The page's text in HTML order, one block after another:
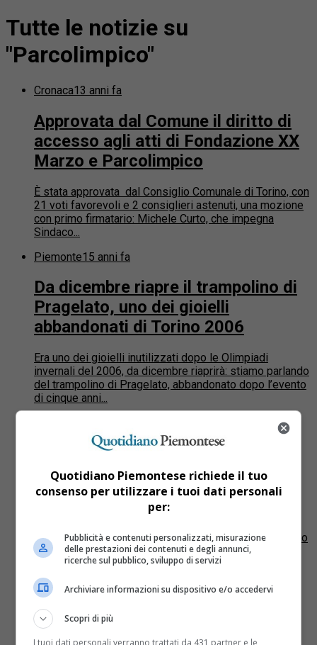
Tutte le notizie su
"Parcolimpico"
Cronaca13 anni fa
Approvata dal Comune il diritto di
accesso agli atti di Fondazione XX
Marzo e Parcolimpico
È stata approvata dal Consiglio Comunale di Torino, con
21 voti favorevoli e 2 consiglieri astenuti, una mozione
con primo firmatario: Michele Curto, che impegna
Sindaco...
Piemonte15 anni fa
Da dicembre riapre il trampolino di
Pragelato, uno dei gioielli
abbandonati di Torino 2006
Era uno dei gioielli inutilizzati dopo le Olimpiadi
invernali del 2006, da dicembre riaprirà: stiamo parlando
del trampolino di Pragelato, abbandonato dopo l’evento
di cinque anni...
Post-olimpico: la montagna
dimenticata. Una mozione per
rinascere
difficile. I Giochi Olimpici di Torino 2006 sono un ricordo
quasi pallido e i nodi strutturali di un’eredita,...
Cronaca
Parcolimpico, 3 avvisi di garanzia
per la gara che affidò la gestione
Quotidiano Piemontese richiede il tuo
consenso per utilizzare i tuoi dati personali
per:
Pubblicità e contenuti personalizzati, misurazione
delle prestazioni dei contenuti e degli annunci,
ricerche sul pubblico, sviluppo di servizi
Archiviare informazioni su dispositivo e/o accedervi
Scopri di più
I tuoi dati personali verranno trattati da 431 partner e le